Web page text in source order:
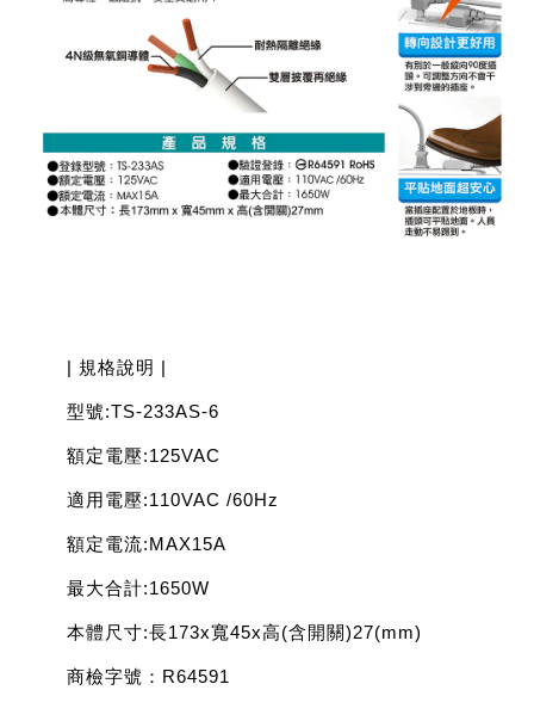
| 規格說明 |
型號:TS-233AS-6
額定電壓:125VAC
適用電壓:110VAC /60Hz
額定電流:MAX15A
最大合計:1650W
本體尺寸:長173x寬45x高(含開關)27(mm)
商檢字號：R64591